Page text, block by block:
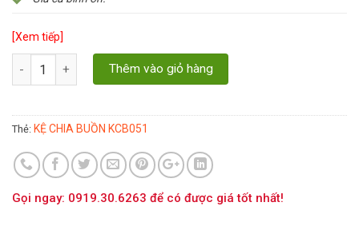
[Xem tiếp]
Số lượng Thêm vào giỏ hàng
Thẻ: KỆ CHIA BUỒN KCB051
Gọi ngay: 0919.30.6263 để có được giá tốt nhất!